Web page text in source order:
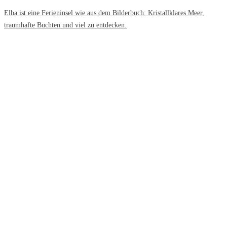
Elba ist eine Ferieninsel wie aus dem Bilderbuch: Kristallklares Meer,
traumhafte Buchten und viel zu entdecken.